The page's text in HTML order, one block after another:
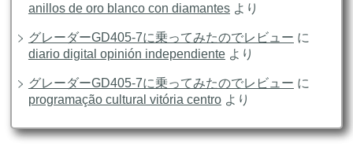
anillos de oro blanco con diamantesより
グレーダーGD405-7に乗ってみたのでレビュー に
diario digital opinión independienteより
グレーダーGD405-7に乗ってみたのでレビュー に
programação cultural vitória centroより